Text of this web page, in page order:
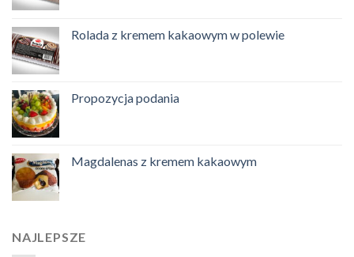
Rolada z kremem kakaowym w polewie
Propozycja podania
Magdalenas z kremem kakaowym
NAJLEPSZE